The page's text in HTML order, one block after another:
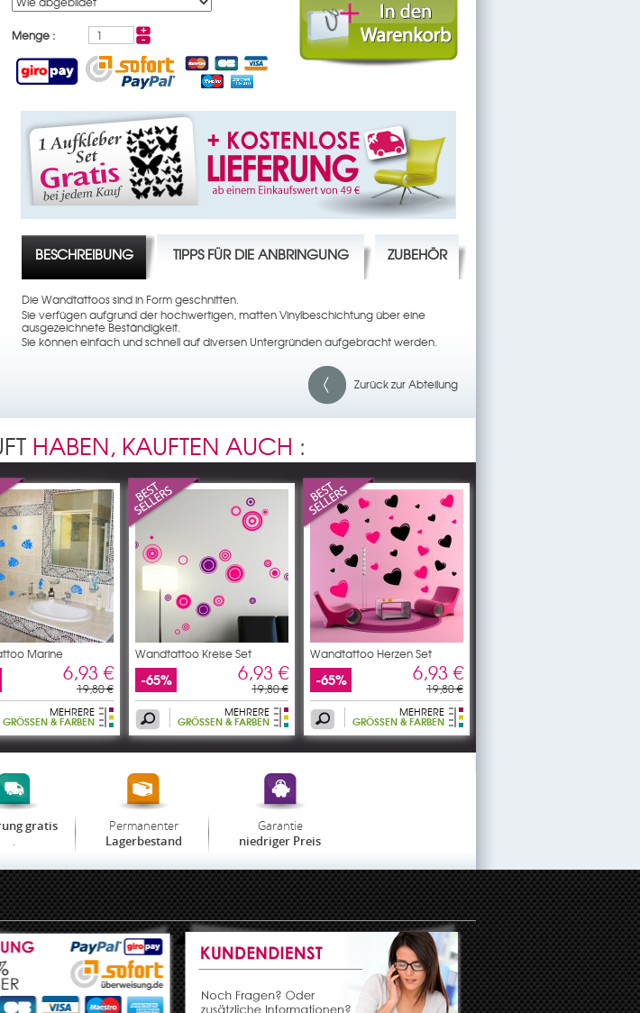
Menge :
BESCHREIBUNG TIPPS FÜR DIE ANBRINGUNG ZUBEHÖR
Die Wandtattoos sind in Form geschnitten.
Sie verfügen aufgrund der hochwertigen, matten Vinylbeschichtung über eine
ausgezeichnete Beständigkeit.
Sie können einfach und schnell auf diversen Untergründen aufgebracht werden.
Zurück zur Abteilung
HABEN, KAUFTEN AUCH :
Marine
6,93 €
19,80 €
MEHRERE
GRÖSSEN & FARBEN
Wandtattoo Kreise Set
-65% 6,93 €
19,80 €
MEHRERE
GRÖSSEN & FARBEN
Wandtattoo Herzen Set
-65% 6,93 €
19,80 €
MEHRERE
GRÖSSEN & FARBEN
gratis
.
Permanenter
Lagerbestand
Garantie
niedriger Preis